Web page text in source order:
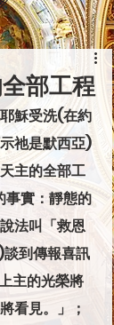
部工程
穌受洗(在約
祂是默西亞)
主的全部工
事實：靜態的
法叫「救恩
到傳報喜訊
主的光榮將
看見。」；